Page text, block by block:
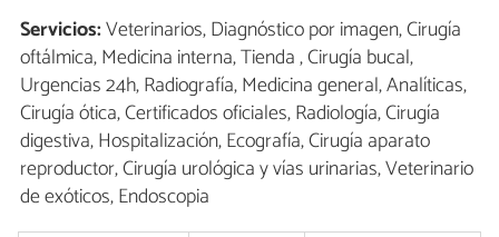
Servicios:Veterinarios, Diagnóstico por imagen, Cirugía
oftálmica, Medicina interna, Tienda , Cirugía bucal,
Urgencias 24h, Radiografía, Medicina general, Analíticas,
Cirugía ótica, Certificados oficiales, Radiología, Cirugía
digestiva, Hospitalización, Ecografía, Cirugía aparato
reproductor, Cirugía urológica y vías urinarias, Veterinario
de exóticos, Endoscopia